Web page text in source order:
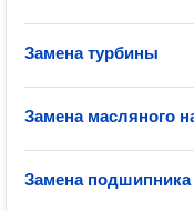
Замена турбины
Замена масляного
Замена подшипника